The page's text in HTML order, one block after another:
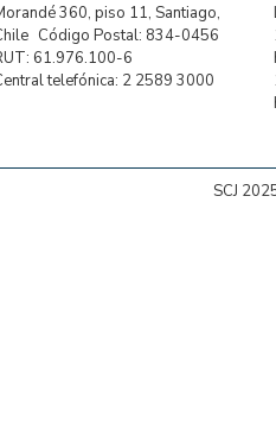
360, piso 11, Santiago,
Código Postal: 834-0456
61.976.100-6
telefónica: 2 2589 3000
SCJ